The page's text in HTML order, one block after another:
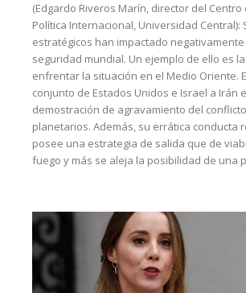
(Edgardo Riveros Marín, director del Centro
Política Internacional, Universidad Central):
estratégicos han impactado
seguridad mundial. Un ejemplo de ello es
enfrentar la situación en el Medio Oriente.
conjunto de Estados Unidos e Israel a Irán
demostración de agravamiento del
planetarios. Además, su errática conducta
posee una estrategia de salida que de
fuego y más se aleja la posibilidad de una